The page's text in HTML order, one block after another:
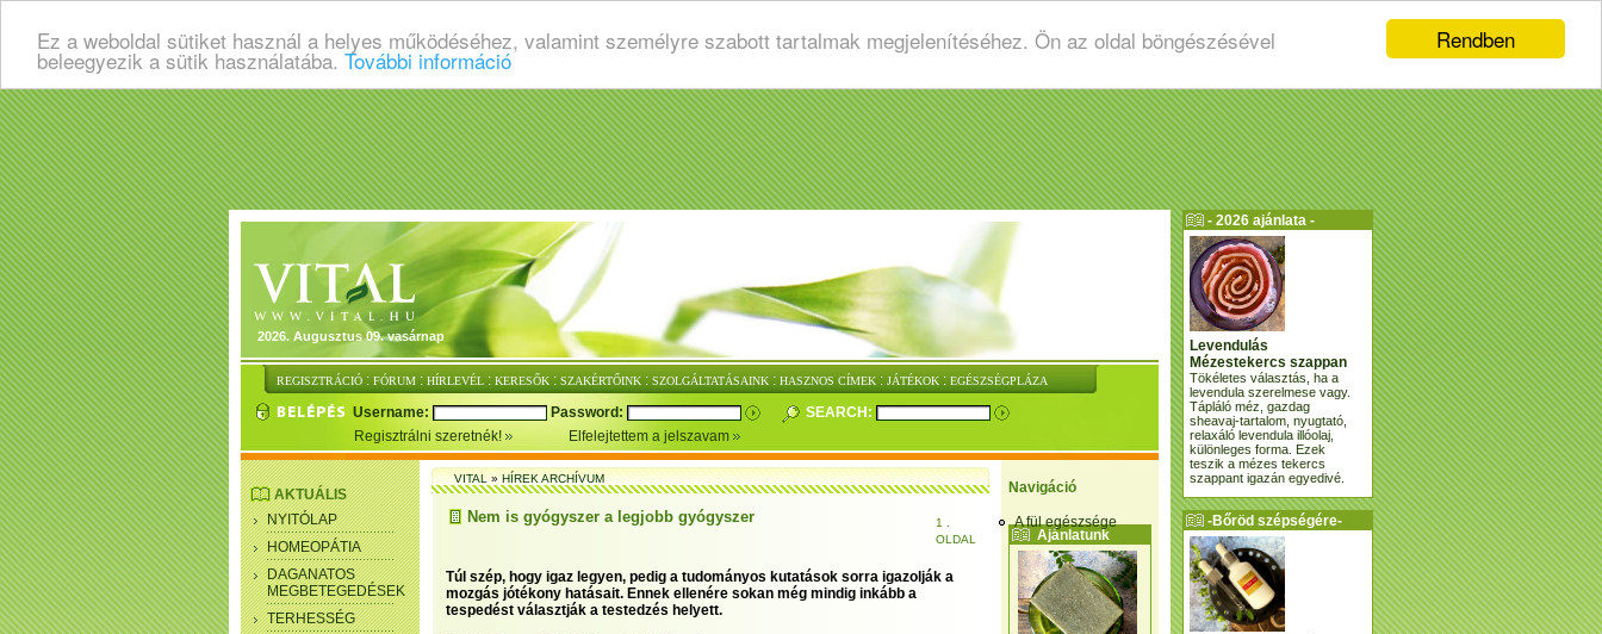
Rendben
Ez a weboldal sütiket használ a helyes működéséhez, valamint személyre szabott tartalmak megjelenítéséhez. Ön az oldal böngészésével
beleegyezik a sütik használatába. További információ
2026. Augusztus 09. vasárnap
REGISZTRÁCIÓ : FÓRUM : HÍRLEVÉL : KERESŐK : SZAKÉRTŐINK : SZOLGÁLTATÁSAINK : HASZNOS CÍMEK : JÁTÉKOK : EGÉSZSÉGPLÁZA
Username: Password:
SEARCH:
Regisztrálni szeretnék!
Elfelejtettem a jelszavam
Navigáció
A fül egészsége
Ajánlatunk
AKTUÁLIS
NYITÓLAP
HOMEOPÁTIA
DAGANATOS
MEGBETEGEDÉSEK
TERHESSÉG
VITAL»HÍREK ARCHÍVUM
Nem is gyógyszer a legjobb gyógyszer
1 .
OLDAL
Túl szép, hogy igaz legyen, pedig a tudományos kutatások sorra igazolják a
mozgás jótékony hatásait. Ennek ellenére sokan még mindig inkább a
tespedést választják a testedzés helyett.
- 2026 ajánlata -
Levendulás
Mézestekercs szappan
Tökéletes választás, ha a
levendula szerelmese vagy.
Tápláló méz, gazdag
sheavaj-tartalom, nyugtató,
relaxáló levendula illóolaj,
különleges forma. Ezek
teszik a mézes tekercs
szappant igazán egyedivé.
-Bőröd szépségére-